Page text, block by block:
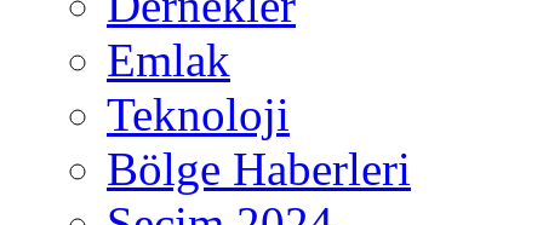
Emlak
Teknoloji
Bölge Haberleri